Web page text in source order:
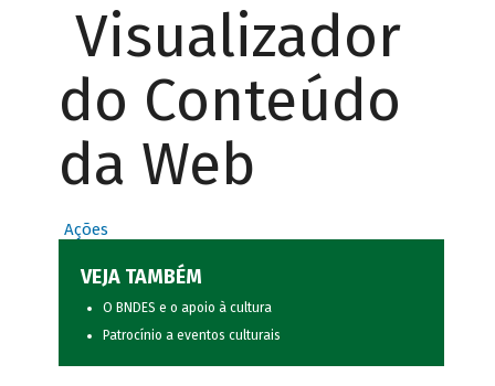
Visualizador
do Conteúdo
da Web
Ações
VEJA TAMBÉM
O BNDES e o apoio à cultura
Patrocínio a eventos culturais